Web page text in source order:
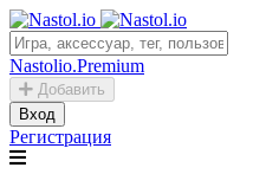
Nastolio.Premium
Добавить
Вход
Регистрация